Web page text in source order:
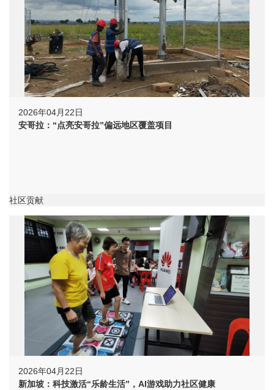
2026年04月22日
安哥拉：“点亮安哥拉”偏远地区覆盖项目
社区贡献
2026年04月22日
新加坡：科技激活“乐龄生活”，AI游戏助力社区健康